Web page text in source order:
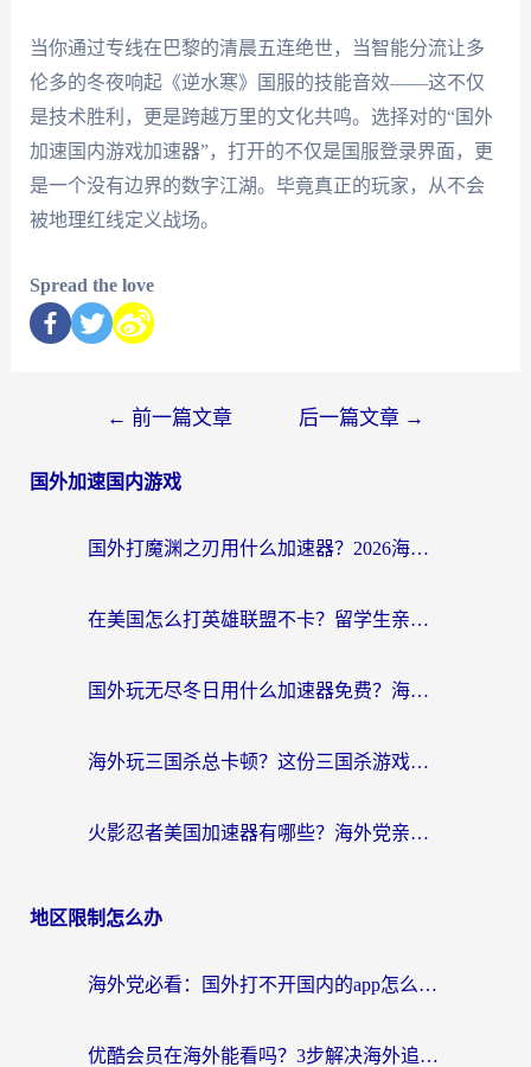
当你通过专线在巴黎的清晨五连绝世，当智能分流让多
伦多的冬夜响起《逆水寒》国服的技能音效——这不仅
是技术胜利，更是跨越万里的文化共鸣。选择对的“国外
加速国内游戏加速器”，打开的不仅是国服登录界面，更
是一个没有边界的数字江湖。毕竟真正的玩家，从不会
被地理红线定义战场。
Spread the love
← 前一篇文章 后一篇文章 →
国外加速国内游戏
国外打魔渊之刃用什么加速器？2026海外玩家国服游戏加速全攻略（附闪耀暖暖&复苏的魔女避坑指南）
在美国怎么打英雄联盟不卡？留学生亲测的国服游戏加速全攻略
国外玩无尽冬日用什么加速器免费？海外党国服游戏加速避坑指南
海外玩三国杀总卡顿？这份三国杀游戏加速器指南帮你告别延迟烦恼
火影忍者美国加速器有哪些？海外党亲测的国服游戏加速全攻略（含菲律宾玩三国之刃守望黎明技巧）
地区限制怎么办
海外党必看：国外打不开国内的app怎么办？3步解决你的乡愁
优酷会员在海外能看吗？3步解决海外追剧难题，附实测好用加速器推荐